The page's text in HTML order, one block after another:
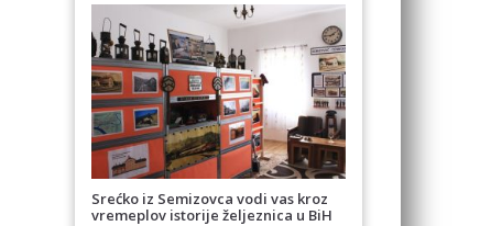
Srećko iz Semizovca vodi vas kroz
vremeplov istorije željeznica u BiH